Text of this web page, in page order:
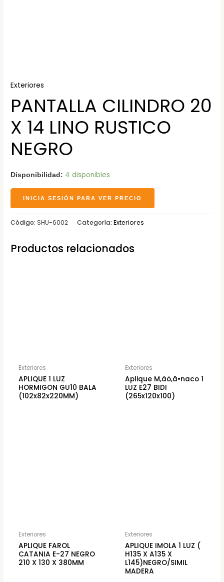
Exteriores
PANTALLA CILINDRO 20
X 14 LINO RUSTICO
NEGRO
Disponibilidad: 4 disponibles
INICIA SESIÓN PARA VER PRECIO
Código:SHU-6002 Categoría:Exteriores
Productos relacionados
Exteriores
APLIQUE 1 LUZ
HORMIGON GU10 BALA
(102x82x220MM)
Exteriores
Aplique M‚àö‚â•naco 1
LUZ E27 BIDI
(265x120x100)
Exteriores
APLIQUE FAROL
CATANIA E-27 NEGRO
210 X 130 X 380MM
Exteriores
APLIQUE IMOLA 1 LUZ (
H135 X A135 X
L145)NEGRO/SIMIL
MADERA